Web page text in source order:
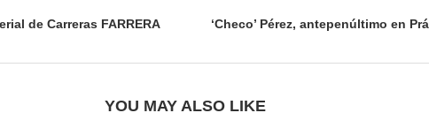
de Carreras FARRERA
‘Checo’ Pérez, antepenúltimo en
YOU MAY ALSO LIKE